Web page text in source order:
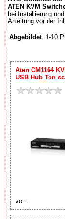
ATEN KVM
bei Installierung
Anleitung vor der
Abgebildet: 1-10
Aten CM1164
USB-Hub Ton
vo...